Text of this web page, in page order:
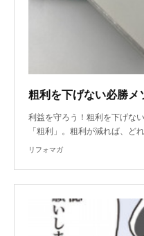
利益を守ろう！粗利を下げな
「粗利」。粗利が減れば、
リフォマガ